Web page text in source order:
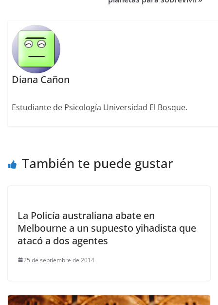
Diana Cañon
Estudiante de Psicología Universidad El Bosque.
También te puede gustar
La Policía australiana abate en
Melbourne a un supuesto yihadista que
atacó a dos agentes
25 de septiembre de 2014